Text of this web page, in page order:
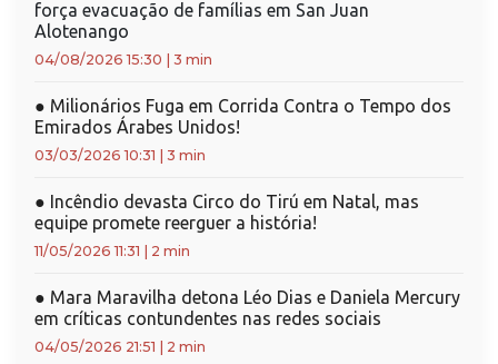
força evacuação de famílias em San Juan
Alotenango
04/08/2026 15:30 3 min
● Milionários Fuga em Corrida Contra o Tempo dos
Emirados Árabes Unidos!
03/03/2026 10:31 3 min
● Incêndio devasta Circo do Tirú em Natal, mas
equipe promete reerguer a história!
11/05/2026 11:31 2 min
● Mara Maravilha detona Léo Dias e Daniela Mercury
em críticas contundentes nas redes sociais
04/05/2026 21:51 2 min